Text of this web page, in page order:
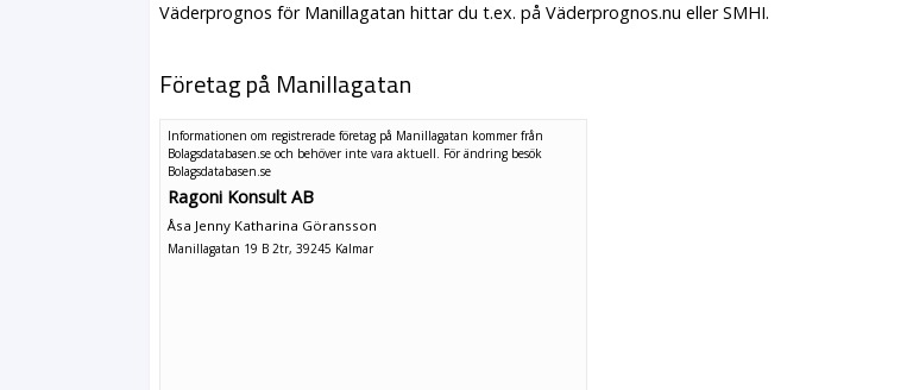
Väderprognos för Manillagatan hittar du t.ex. på Väderprognos.nu eller SMHI.
Företag på Manillagatan
Informationen om registrerade företag på Manillagatan kommer från
Bolagsdatabasen.se och behöver inte vara aktuell. För ändring besök
Bolagsdatabasen.se
Ragoni Konsult AB
Åsa Jenny Katharina Göransson
Manillagatan 19 B 2tr, 39245 Kalmar